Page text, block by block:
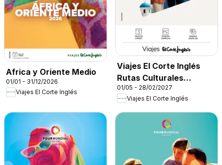
Africa y Oriente Medio
01/01 - 31/12/2026
Viajes El Corte Inglés
Viajes El Corte Inglés
Rutas Culturales
Cantabria
01/05 - 28/02/2027
Viajes El Corte Inglés